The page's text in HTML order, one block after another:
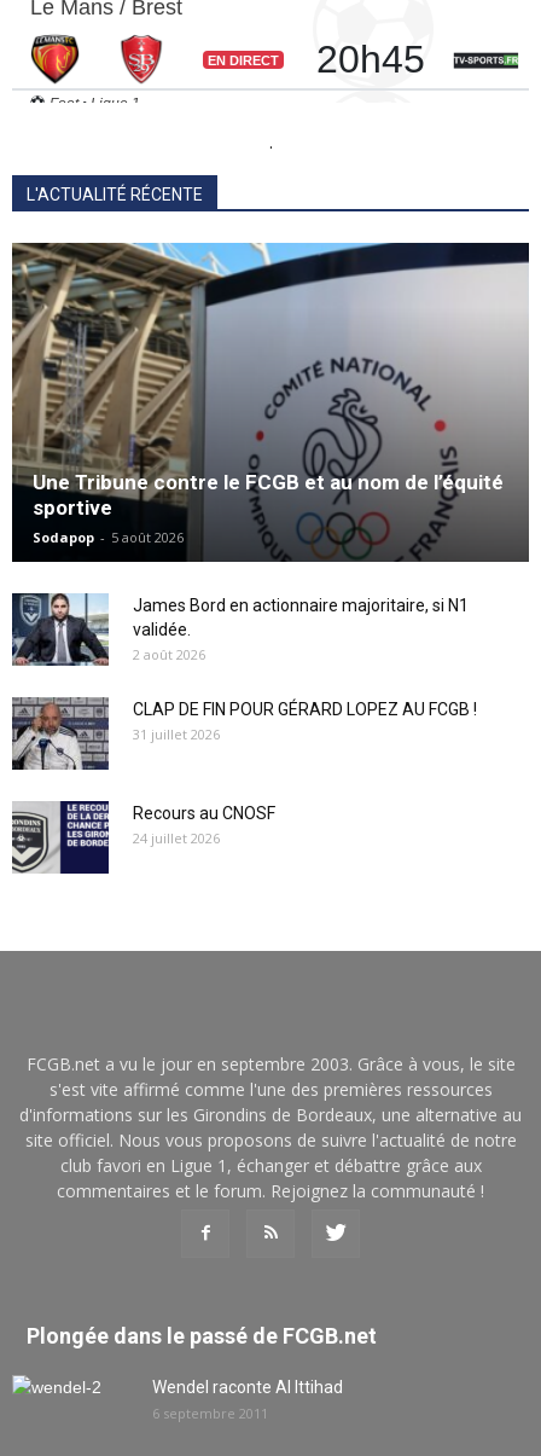
.
L'ACTUALITÉ RÉCENTE
Une Tribune contre le FCGB et au nom de l’équité
sportive
Sodapop - 5 août 2026
James Bord en actionnaire majoritaire, si N1
validée.
2 août 2026
CLAP DE FIN POUR GÉRARD LOPEZ AU FCGB !
31 juillet 2026
Recours au CNOSF
24 juillet 2026
FCGB.net a vu le jour en septembre 2003. Grâce à vous, le site
s'est vite affirmé comme l'une des premières ressources
d'informations sur les Girondins de Bordeaux, une alternative au
site officiel. Nous vous proposons de suivre l'actualité de notre
club favori en Ligue 1, échanger et débattre grâce aux
commentaires et le forum. Rejoignez la communauté !
Plongée dans le passé de FCGB.net
Wendel raconte Al Ittihad
6 septembre 2011